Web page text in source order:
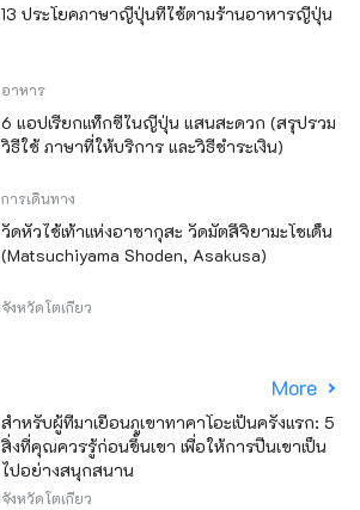
13 ประโยคภาษาญี่ปุ่นที่ใช้ตามร้านอาหารญี่ปุ่น
อาหาร
6 แอปเรียกแท็กซี่ในญี่ปุ่น แสนสะดวก (สรุปรวม
วิธีใช้ ภาษาที่ให้บริการ และวิธีชำระเงิน)
การเดินทาง
วัดหัวไช้เท้าแห่งอาซากุสะ วัดมัตสึจิยามะโชเด็น
(Matsuchiyama Shoden, Asakusa)
จังหวัดโตเกียว
More
สำหรับผู้ที่มาเยือนภูเขาทาคาโอะเป็นครั้งแรก: 5
สิ่งที่คุณควรรู้ก่อนขึ้นเขา เพื่อให้การปีนเขาเป็น
ไปอย่างสนุกสนาน
จังหวัดโตเกียว